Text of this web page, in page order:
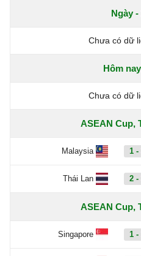
Ngày -
Chưa có dữ
Hôm
Chưa có dữ
ASEAN Cup,
Malaysia 1 -
Thái Lan 2 -
ASEAN Cup,
Singapore 1 -